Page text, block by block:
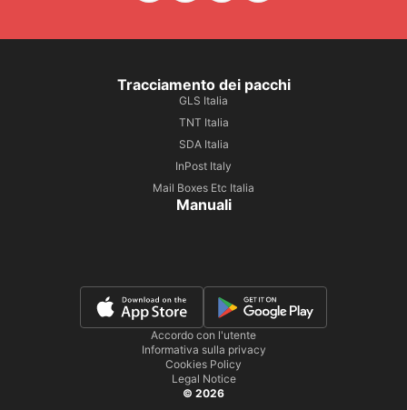
Tracciamento dei pacchi
GLS Italia
TNT Italia
SDA Italia
InPost Italy
Mail Boxes Etc Italia
Manuali
Accordo con l'utente
Informativa sulla privacy
Cookies Policy
Legal Notice
© 2026